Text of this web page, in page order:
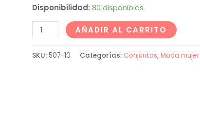
Disponibilidad: 80 disponibles
AÑADIR AL CARRITO
SKU: 507-10 Categorías: Conjuntos, Moda mujer